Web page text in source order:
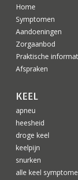
Home
Symptomen
Aandoeningen
Zorgaanbod
Praktische
Afspraken
KEEL
apneu
heesheid
droge keel
keelpijn
snurken
alle keel